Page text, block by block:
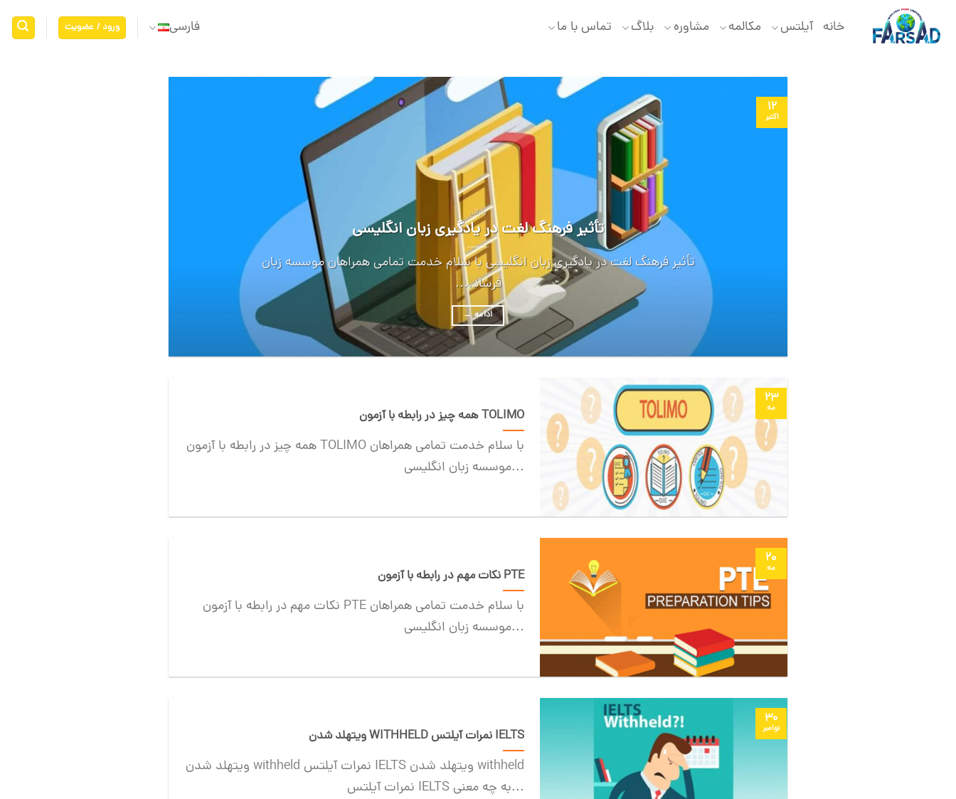
content
خانه آیلتس مکالمه مشاوره بلاگ تماس با ما فارسی ورود / عضویت
واژگان
تأثیر فرهنگ لغت در یادگیری زبان انگلیسی
تأثیر فرهنگ لغت در یادگیری زبان انگلیسی با سلام خدمت تمامی همراهان موسسه زبان
فرساد....
ادامه→
12
اکتبر
همه چیز در رابطه با آزمون TOLIMO
همه چیز در رابطه با آزمون TOLIMO با سلام خدمت تمامی همراهان
موسسه زبان انگلیسی...
23
مه
نکات مهم در رابطه با آزمون PTE
نکات مهم در رابطه با آزمون PTE با سلام خدمت تمامی همراهان
موسسه زبان انگلیسی...
20
مه
ویتهلد شدن WITHHELD نمرات آیلتس IELTS
ویتهلد شدن withheld نمرات آیلتس IELTS ویتهلد شدن withheld
نمرات آیلتس IELTS به چه معنی...
30
نوامبر